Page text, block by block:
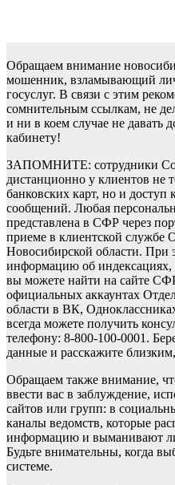
Обращаем внимание
мошенник, взламывающий
госуслуг. В связи с этим
сомнительным ссылкам, не
и ни в коем случае не давать
кабинету!
ЗАПОМНИТЕ: сотрудники
дистанционно у клиентов не
банковских карт, но и доступ
сообщений. Любая
представлена в СФР через
приеме в клиентской службе
Новосибирской области. При
информацию об индексациях,
вы можете найти на сайте
официальных аккаунтах
области в ВК,
всегда можете получить
телефону: 8-800-100-0001.
данные и расскажите
Обращаем также внимание,
ввести вас в заблуждение,
сайтов или групп: в
каналы ведомств, которые
информацию и выманивают
Будьте внимательны, когда
системе.